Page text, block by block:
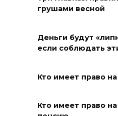
Из Ростовской
более 5900
На Дону
от 65 лет
грушами весной
Деньги будут
если соблюдать
Кто имеет право
Кто имеет право